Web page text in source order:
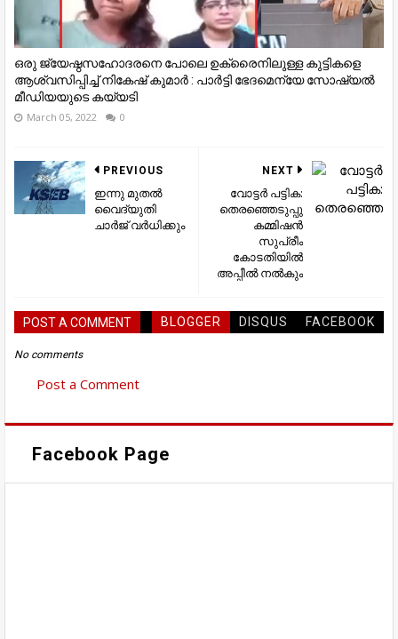
ഒരു ജ്യേഷ്ഠസഹോദരനെ പോലെ ഉക്രൈനിലുള്ള കുട്ടികളെ
ആശ്വസിപ്പിച്ച് നികേഷ് കുമാർ : പാർട്ടി ഭേദമെന്യേ സോഷ്യൽ
മീഡിയയുടെ കയ്യടി
March 05, 2022 0
NEXT
വോട്ടർ പട്ടിക:
തെരഞ്ഞെടുപ്പു
കമ്മിഷന്‍
സുപ്രീം
കോടതിയില്‍
അപ്പീല്‍ നല്‍കും
PREVIOUS
ഇന്നു മുതല്‍
വൈദ്യുതി
ചാര്‍ജ്‌ വര്‍ധിക്കും
POST A COMMENT BLOGGER DISQUS FACEBOOK
No comments
Post a Comment
Facebook Page